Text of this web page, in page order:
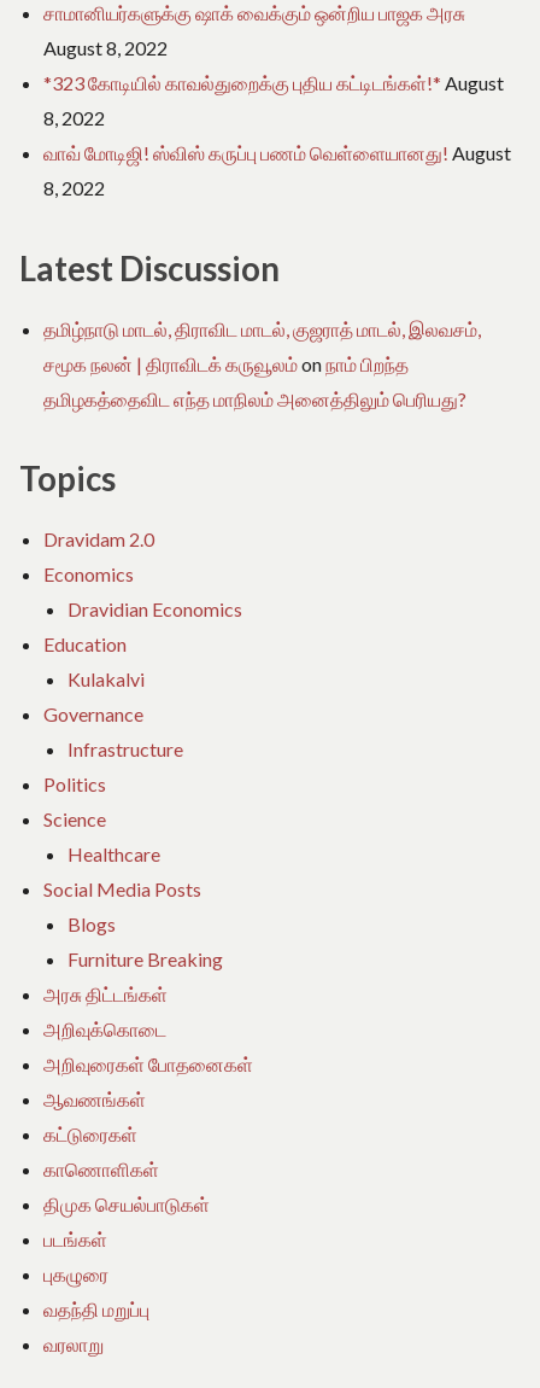
சாமானியர்களுக்கு ஷாக் வைக்கும் ஒன்றிய பாஜக அரசு
August 8, 2022
*323 கோடியில் காவல்துறைக்கு புதிய கட்டிடங்கள்!* August
8, 2022
வாவ் மோடிஜி! ஸ்விஸ் கருப்பு பணம் வெள்ளையானது! August
8, 2022
Latest Discussion
தமிழ்நாடு மாடல், திராவிட மாடல், குஜராத் மாடல், இலவசம்,
சமூக நலன் | திராவிடக் கருவூலம்onநாம் பிறந்த
தமிழகத்தைவிட எந்த மாநிலம் அனைத்திலும் பெரியது?
Topics
Dravidam 2.0
Economics
Dravidian Economics
Education
Kulakalvi
Governance
Infrastructure
Politics
Science
Healthcare
Social Media Posts
Blogs
Furniture Breaking
அரசு திட்டங்கள்
அறிவுக்கொடை
அறிவுரைகள் போதனைகள்
ஆவணங்கள்
கட்டுரைகள்
காணொளிகள்
திமுக செயல்பாடுகள்
படங்கள்
புகழுரை
வதந்தி மறுப்பு
வரலாறு